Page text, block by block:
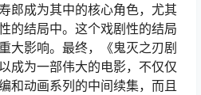
郎成为其中的核心角色，尤其
的结局中。这个戏剧性的结局
大影响。最终，《鬼灭之刃剧
成为一部伟大的电影，不仅仅
和动画系列的中间续集，而且